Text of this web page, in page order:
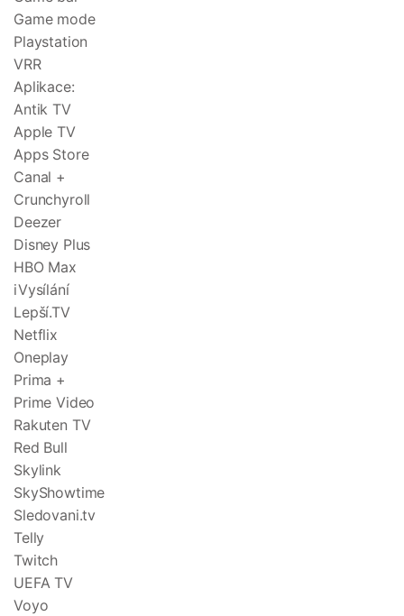
Game mode
Playstation
VRR
Aplikace:
Antik TV
Apple TV
Apps Store
Canal +
Crunchyroll
Deezer
Disney Plus
HBO Max
iVysílání
Lepší.TV
Netflix
Oneplay
Prima +
Prime Video
Rakuten TV
Red Bull
Skylink
SkyShowtime
Sledovani.tv
Telly
Twitch
UEFA TV
Voyo